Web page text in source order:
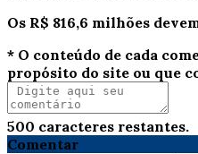
Os R$ 816,6 milhões
* O conteúdo de cada
propósito do site ou que
500 caracteres restantes.
Comentar